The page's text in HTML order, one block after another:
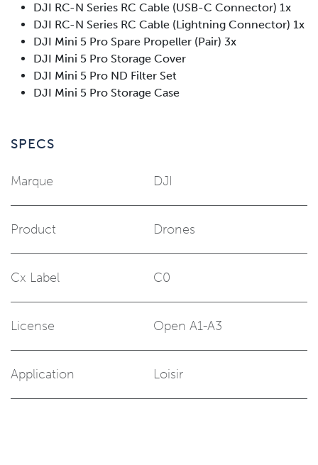
DJI RC-N Series RC Cable (USB-C Connector) 1x
DJI RC-N Series RC Cable (Lightning Connector) 1x
DJI Mini 5 Pro Spare Propeller (Pair) 3x
DJI Mini 5 Pro Storage Cover
DJI Mini 5 Pro ND Filter Set
DJI Mini 5 Pro Storage Case
SPECS
Marque DJI
Product Drones
Cx Label C0
License Open A1-A3
Application Loisir